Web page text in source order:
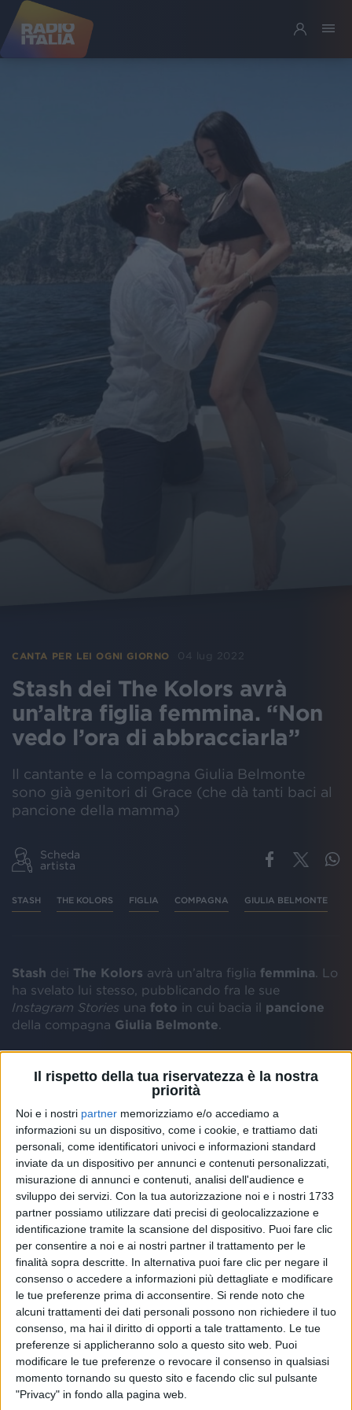
Il rispetto della tua riservatezza è la nostra
priorità
Noi e i nostri partner memorizziamo e/o accediamo a
informazioni su un dispositivo, come i cookie, e trattiamo dati
personali, come identificatori univoci e informazioni standard
inviate da un dispositivo per annunci e contenuti personalizzati,
misurazione di annunci e contenuti, analisi dell'audience e
sviluppo dei servizi. Con la tua autorizzazione noi e i nostri 1733
partner possiamo utilizzare dati precisi di geolocalizzazione e
identificazione tramite la scansione del dispositivo. Puoi fare clic
per consentire a noi e ai nostri partner il trattamento per le
finalità sopra descritte. In alternativa puoi fare clic per negare il
consenso o accedere a informazioni più dettagliate e modificare
le tue preferenze prima di acconsentire. Si rende noto che
alcuni trattamenti dei dati personali possono non richiedere il tuo
consenso, ma hai il diritto di opporti a tale trattamento. Le tue
preferenze si applicheranno solo a questo sito web. Puoi
modificare le tue preferenze o revocare il consenso in qualsiasi
momento tornando su questo sito e facendo clic sul pulsante
"Privacy" in fondo alla pagina web.
CANTA PER LEI OGNI GIORNO 04 lug 2022
Stash dei The Kolors avrà
un’altra figlia femmina. “Non
vedo l’ora di abbracciarla”
Il cantante e la compagna Giulia Belmonte
sono già genitori di Grace (che dà tanti baci al
pancione della mamma)
Scheda
artista
STASH THE KOLORS FIGLIA COMPAGNA GIULIA BELMONTE
Stash dei The Kolors avrà un’altra figlia femmina . Lo
ha svelato lui stesso, pubblicando fra le sue
Instagram Stories una foto in cui bacia il pancione
della compagna Giulia Belmonte
vedo l’ora di abbracciarla! Sono felice”, ha confessato